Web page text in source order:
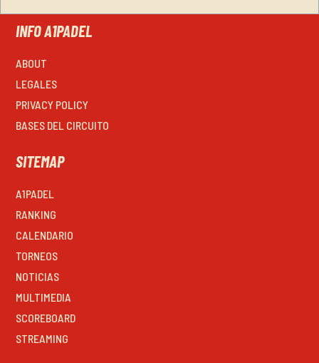
INFO A1PADEL
ABOUT
LEGALES
PRIVACY POLICY
BASES DEL CIRCUITO
SITEMAP
A1PADEL
RANKING
CALENDARIO
TORNEOS
NOTICIAS
MULTIMEDIA
SCOREBOARD
STREAMING